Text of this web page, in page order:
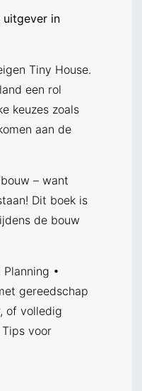
uitgever in
Tiny House.
een rol
keuzes zoals
aan de
– want
Dit boek is
de bouw
•
gereedschap
of volledig
voor